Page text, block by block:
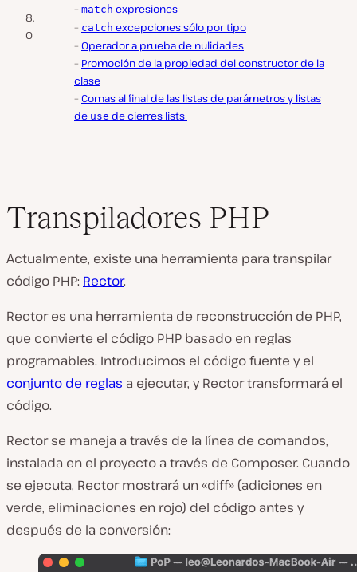
8.
0
– match expresiones
– catch excepciones sólo por tipo
– Operador a prueba de nulidades
– Promoción de la propiedad del constructor de la
clase
– Comas al final de las listas de parámetros y listas
de use de cierres lists
Transpiladores PHP
Actualmente, existe una herramienta para transpilar
código PHP: Rector.
Rector es una herramienta de reconstrucción de PHP,
que convierte el código PHP basado en reglas
programables. Introducimos el código fuente y el
conjunto de reglas a ejecutar, y Rector transformará el
código.
Rector se maneja a través de la línea de comandos,
instalada en el proyecto a través de Composer. Cuando
se ejecuta, Rector mostrará un «diff» (adiciones en
verde, eliminaciones en rojo) del código antes y
después de la conversión: